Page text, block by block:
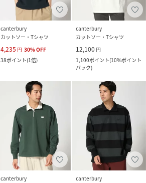
canterbury
カットソー・Tシャツ
4,235 円 30%OFF
38ポイント(1倍)
canterbury
カットソー・Tシャツ
12,100 円
1,100ポイント(10%ポイント
バック)
canterbury
canterbury